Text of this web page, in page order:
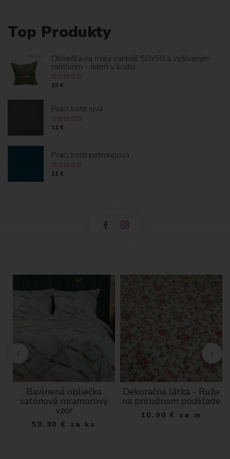
Top Produkty
Obliečka na malý vankúš 50x50 s vyšívaným
motívom - Jeleň v kruhu
23 €
Prací kord sivá
11 €
Prací kord petrolejová
11 €
Bavlnená obliečka
saténová mramorový
vzor
59.90 € za ks
Dekoračná látka - Ruže
na prírodnom podklade
10.90 € za m